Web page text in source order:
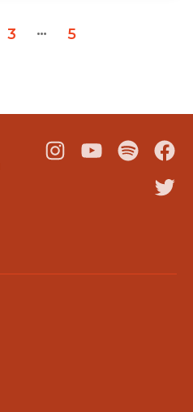
3 …
5
Instagram
YoutubePodcast